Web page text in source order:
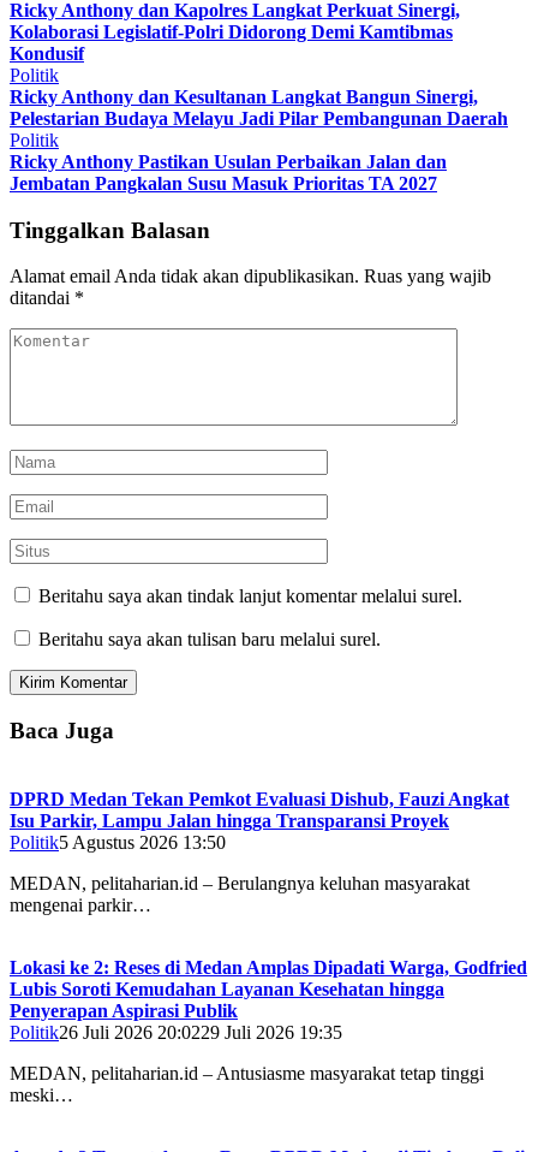
Ricky Anthony dan Kapolres Langkat Perkuat Sinergi,
Kolaborasi Legislatif-Polri Didorong Demi Kamtibmas
Kondusif
Politik
Ricky Anthony dan Kesultanan Langkat Bangun Sinergi,
Pelestarian Budaya Melayu Jadi Pilar Pembangunan Daerah
Politik
Ricky Anthony Pastikan Usulan Perbaikan Jalan dan
Jembatan Pangkalan Susu Masuk Prioritas TA 2027
Tinggalkan Balasan
Alamat email Anda tidak akan dipublikasikan. Ruas yang wajib
ditandai *
Beritahu saya akan tindak lanjut komentar melalui surel.
Beritahu saya akan tulisan baru melalui surel.
Baca Juga
DPRD Medan Tekan Pemkot Evaluasi Dishub, Fauzi Angkat
Isu Parkir, Lampu Jalan hingga Transparansi Proyek
Politik5 Agustus 2026 13:50
MEDAN, pelitaharian.id – Berulangnya keluhan masyarakat
mengenai parkir…
Lokasi ke 2: Reses di Medan Amplas Dipadati Warga, Godfried
Lubis Soroti Kemudahan Layanan Kesehatan hingga
Penyerapan Aspirasi Publik
Politik26 Juli 2026 20:0229 Juli 2026 19:35
MEDAN, pelitaharian.id – Antusiasme masyarakat tetap tinggi
meski…